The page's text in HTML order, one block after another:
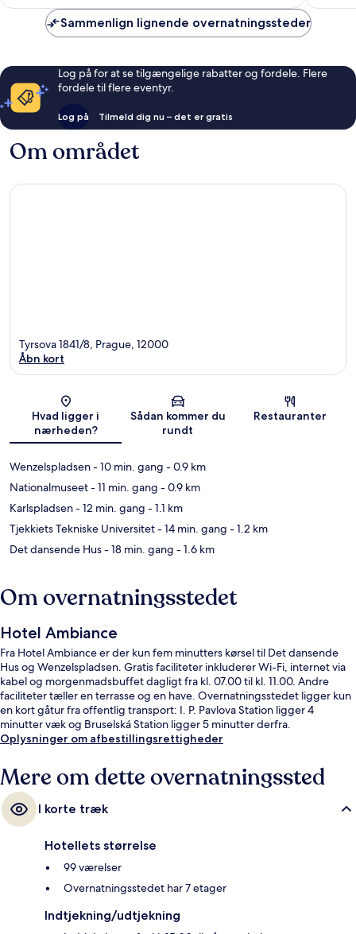
anmeldelser
Sammenlign lignende overnatningssteder
Log på for at se tilgængelige rabatter og fordele. Flere
fordele til flere eventyr.
Log på Tilmeld dig nu – det er gratis
Om området
Kort
Tyrsova 1841/8, Prague, 12000
Åbn kort
Hvad ligger i
nærheden?
Sådan kommer du
rundt
Restauranter
Wenzelspladsen- 10 min. gang - 0.9 km
Nationalmuseet- 11 min. gang - 0.9 km
Karlspladsen- 12 min. gang - 1.1 km
Tjekkiets Tekniske Universitet- 14 min. gang - 1.2 km
Det dansende Hus- 18 min. gang - 1.6 km
Om overnatningsstedet
Hotel Ambiance
Fra Hotel Ambiance er der kun fem minutters kørsel til Det dansende
Hus og Wenzelspladsen. Gratis faciliteter inkluderer Wi-Fi, internet via
kabel og morgenmadsbuffet dagligt fra kl. 07.00 til kl. 11.00. Andre
faciliteter tæller en terrasse og en have. Overnatningsstedet ligger kun
en kort gåtur fra offentlig transport: I. P. Pavlova Station ligger 4
minutter væk og Bruselská Station ligger 5 minutter derfra.
Oplysninger om afbestillingsrettigheder
Mere om dette overnatningssted
I korte træk
Hotellets størrelse
99 værelser
Overnatningsstedet har 7 etager
Indtjekning/udtjekning